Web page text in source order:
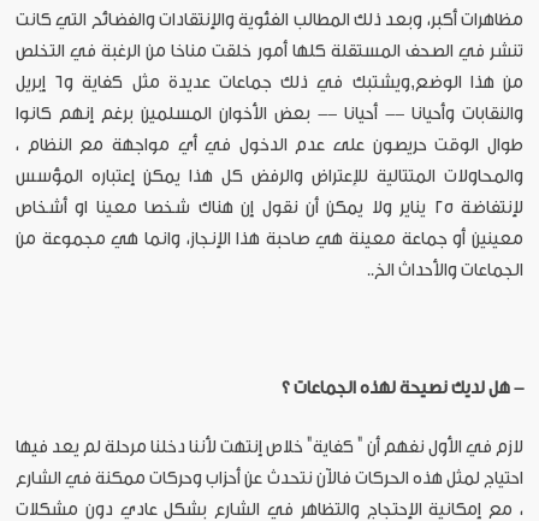
مظاهرات أكبر، وبعد ذلك المطالب الفئوية والإنتقادات والفضائح التي كانت
تنشر في الصحف المستقلة كلها أمور خلقت مناخا من الرغبة في التخلص
من هذا الوضع,ويشتبك في ذلك جماعات عديدة مثل كفاية و٦ إبريل
والنقابات وأحيانا -- أحيانا -- بعض الأخوان المسلمين برغم إنهم كانوا
طوال الوقت حريصون على عدم الدخول في أي مواجهة مع النظام ،
والمحاولات المتتالية للإعتراض والرفض كل هذا يمكن إعتباره المؤسس
لإنتفاضة ٢٥ يناير ولا يمكن أن نقول إن هناك شخصا معينا او أشخاص
معينين أو جماعة معينة هي صاحبة هذا الإنجاز، وانما هي مجموعة من
الجماعات والأحداث الخ..
- هل لديك نصيحة لهذه الجماعات ؟
لازم في الأول نفهم أن " كفاية" خلاص إنتهت لأننا دخلنا مرحلة لم يعد فيها
احتياج لمثل هذه الحركات فالآن نتحدث عن أحزاب وحركات ممكنة في الشارع
، مع إمكانية الإحتجاج والتظاهر في الشارع بشكل عادي دون مشكلات